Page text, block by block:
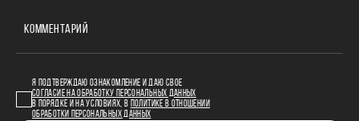
КОММЕНТАРИЙ
Я ПОДТВЕРЖДАЮ ОЗНАКОМЛЕНИЕ И ДАЮ СВОЕ
СОГЛАСИЕ НА ОБРАБОТКУ ПЕРСОНАЛЬНЫХ ДАННЫХ
В ПОРЯДКЕ И НА УСЛОВИЯХ, В ПОЛИТИКЕ В ОТНОШЕНИИ
ОБРАБОТКИ ПЕРСОНАЛЬНЫХ ДАННЫХ